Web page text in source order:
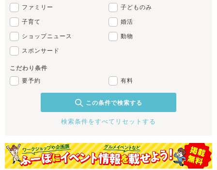
ファミリー 子どものみ
子育て 婚活
ショップニュース 動物
スポンサード
こだわり条件
要予約
有料
この条件で検索する
検索条件をすべてリセットする